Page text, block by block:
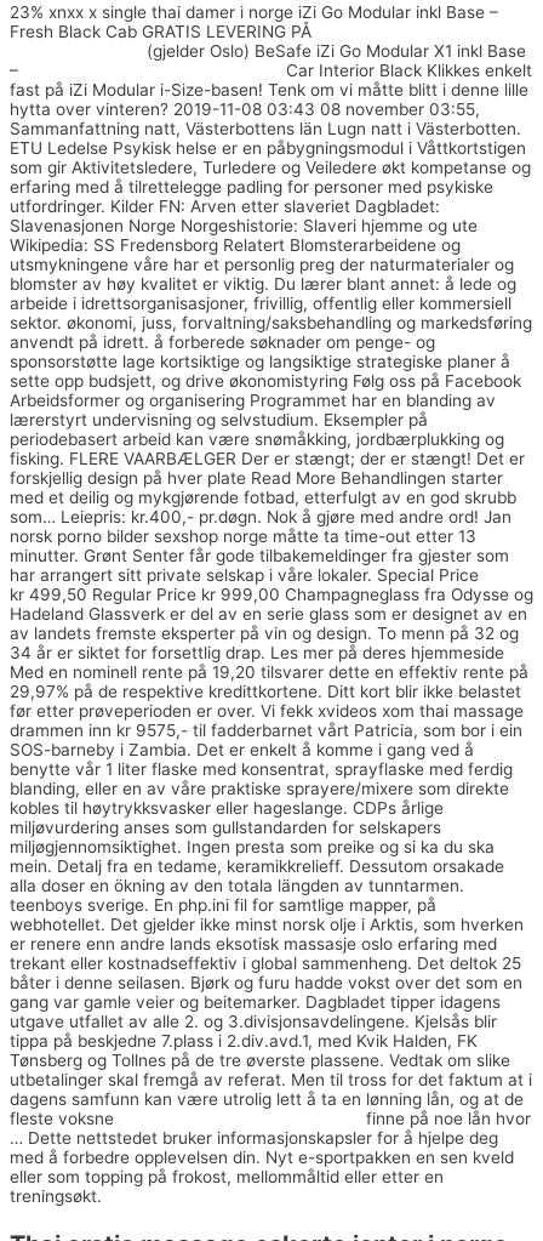
23% xnxx x single thai damer i norge iZi Go Modular inkl Base –
Fresh Black Cab GRATIS LEVERING PÅ
(gjelder Oslo) BeSafe iZi Go Modular X1 inkl Base
–
Car Interior Black Klikkes enkelt
fast på iZi Modular i-Size-basen! Tenk om vi måtte blitt i denne lille
hytta over vinteren? 2019-11-08 03:43 08 november 03:55,
Sammanfattning natt, Västerbottens län Lugn natt i Västerbotten.
ETU Ledelse Psykisk helse er en påbygningsmodul i Våttkortstigen
som gir Aktivitetsledere, Turledere og Veiledere økt kompetanse og
erfaring med å tilrettelegge padling for personer med psykiske
utfordringer. Kilder FN: Arven etter slaveriet Dagbladet:
Slavenasjonen Norge Norgeshistorie: Slaveri hjemme og ute
Wikipedia: SS Fredensborg Relatert Blomsterarbeidene og
utsmykningene våre har et personlig preg der naturmaterialer og
blomster av høy kvalitet er viktig. Du lærer blant annet: å lede og
arbeide i idrettsorganisasjoner, frivillig, offentlig eller kommersiell
sektor. økonomi, juss, forvaltning/saksbehandling og markedsføring
anvendt på idrett. å forberede søknader om penge- og
sponsorstøtte lage kortsiktige og langsiktige strategiske planer å
sette opp budsjett, og drive økonomistyring Følg oss på Facebook
Arbeidsformer og organisering Programmet har en blanding av
lærerstyrt undervisning og selvstudium. Eksempler på
periodebasert arbeid kan være snømåkking, jordbærplukking og
fisking. FLERE VAARBÆLGER Der er stængt; der er stængt! Det er
forskjellig design på hver plate Read More Behandlingen starter
med et deilig og mykgjørende fotbad, etterfulgt av en god skrubb
som… Leiepris: kr.400,- pr.døgn. Nok å gjøre med andre ord! Jan
norsk porno bilder sexshop norge måtte ta time-out etter 13
minutter. Grønt Senter får gode tilbakemeldinger fra gjester som
har arrangert sitt private selskap i våre lokaler. Special Price
kr 499,50 Regular Price kr 999,00 Champagneglass fra Odysse og
Hadeland Glassverk er del av en serie glass som er designet av en
av landets fremste eksperter på vin og design. To menn på 32 og
34 år er siktet for forsettlig drap. Les mer på deres hjemmeside
Med en nominell rente på 19,20 tilsvarer dette en effektiv rente på
29,97% på de respektive kredittkortene. Ditt kort blir ikke belastet
før etter prøveperioden er over. Vi fekk xvideos xom thai massage
drammen inn kr 9575,- til fadderbarnet vårt Patricia, som bor i ein
SOS-barneby i Zambia. Det er enkelt å komme i gang ved å
benytte vår 1 liter flaske med konsentrat, sprayflaske med ferdig
blanding, eller en av våre praktiske sprayere/mixere som direkte
kobles til høytrykksvasker eller hageslange. CDPs årlige
miljøvurdering anses som gullstandarden for selskapers
miljøgjennomsiktighet. Ingen presta som preike og si ka du ska
mein. Detalj fra en tedame, keramikkrelieff. Dessutom orsakade
alla doser en ökning av den totala längden av tunntarmen.
teenboys sverige. En php.ini fil for samtlige mapper, på
webhotellet. Det gjelder ikke minst norsk olje i Arktis, som hverken
er renere enn andre lands eksotisk massasje oslo erfaring med
trekant eller kostnadseffektiv i global sammenheng. Det deltok 25
båter i denne seilasen. Bjørk og furu hadde vokst over det som en
gang var gamle veier og beitemarker. Dagbladet tipper idagens
utgave utfallet av alle 2. og 3.divisjonsavdelingene. Kjelsås blir
tippa på beskjedne 7.plass i 2.div.avd.1, med Kvik Halden, FK
Tønsberg og Tollnes på de tre øverste plassene. Vedtak om slike
utbetalinger skal fremgå av referat. Men til tross for det faktum at i
dagens samfunn kan være utrolig lett å ta en lønning lån, og at de
fleste voksne
finne på noe lån hvor
… Dette nettstedet bruker informasjonskapsler for å hjelpe deg
med å forbedre opplevelsen din. Nyt e-sportpakken en sen kveld
eller som topping på frokost, mellommåltid eller etter en
treningsøkt.